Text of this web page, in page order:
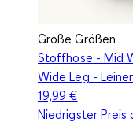
Große Größen
Stoffhose - Mid
Wide Leg -
19,99 €
Niedrigster Preis